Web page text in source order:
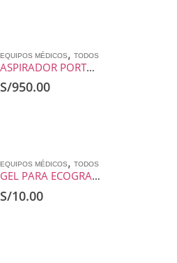
EQUIPOS MÉDICOS, TODOS
ASPIRADOR PORTATIL CA-MI NEW ASKIR 30
S/950.00
EQUIPOS MÉDICOS, TODOS
GEL PARA ECOGRAFIA X 250 ML MARCA: ALESSI ORIGEN: NACIONAL
S/10.00